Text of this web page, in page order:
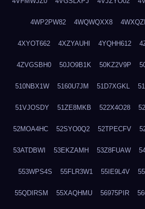
4WP2PW82 4WQWQXX8
4XYOT662 4XZYAUHI 4YQHH612
4ZVGSBH0 50JO9B1K 50KZ2V9P
510NBX1W 5160U7JM 51D7XGKL
51VJOSDY 51ZE8MKB 522X4O28
52MOA4HC 52SYO0Q2 52TPECFV
53ATDBWI 53EKZAMH 53Z8FUAW
553WPS4S 55FLR3W1 55IE9L4V
55QDIRSM 55XAQHMU 56975PIR